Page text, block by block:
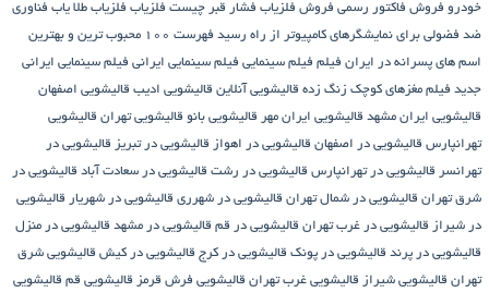
خودرو فروش فاکتور رسمی فروش فلزیاب فشار قبر چیست فلزیاب فلزیاب طلا یاب فناوری
ضد فضولی برای نمایشگرهای کامپیوتر از راه رسید
فهرست ۱۰۰ محبوب ترین و بهترین
اسم های پسرانه در ایران فیلم فیلم سینمایی فیلم سینمایی ایرانی فیلم سینمایی ایرانی
جدید فیلم مغزهای کوچک زنگ زده قالیشویی آنلاین قالیشویی ادیب قالیشویی اصفهان
قالیشویی ایران مشهد قالیشویی ایران مهر قالیشویی بانو قالیشویی تهران قالیشویی
تهرانپارس قالیشویی در اصفهان قالیشویی در اهواز قالیشویی در تبریز قالیشویی در
تهرانسر قالیشویی در تهرانپارس قالیشویی در رشت قالیشویی در سعادت آباد قالیشویی در
شرق تهران قالیشویی در شمال تهران قالیشویی در شهرری قالیشویی در شهریار قالیشویی
در شیراز قالیشویی در غرب تهران قالیشویی در قم قالیشویی در مشهد قالیشویی در منزل
قالیشویی در پرند قالیشویی در پونک قالیشویی در کرج قالیشویی در کیش قالیشویی شرق
تهران قالیشویی شیراز قالیشویی غرب تهران قالیشویی فرش قرمز قالیشویی قم قالیشویی